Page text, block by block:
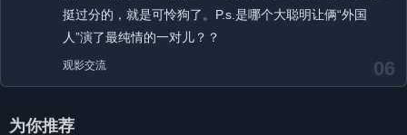
06
挺过分的，就是可怜狗了。P.s.是哪个大聪明让俩“外国
人”演了最纯情的一对儿？？
观影交流
为你推荐